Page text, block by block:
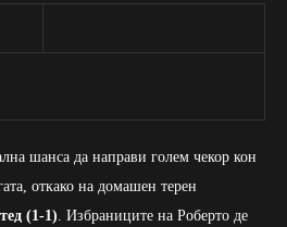
шанса да направи голем чекор кон
откако на домашен терен
(1-1) . Избраниците на Роберто де